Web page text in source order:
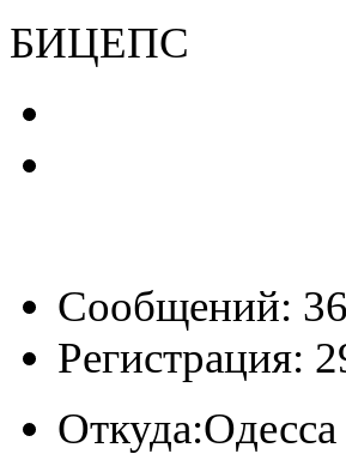
БИЦЕПС
Сообщений: 36
Регистрация:
Откуда:Одесса